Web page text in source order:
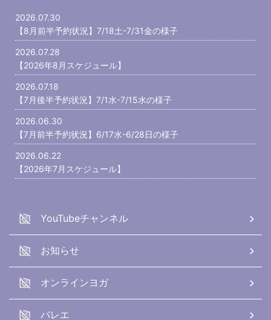
2026.07.30
【8月前半予約状況】7/18土-7/31金の様子
2026.07.28
【2026年8月スケジュール】
2026.07.18
【7月後半予約状況】7/1水-7/15水の様子
2026.06.30
【7月前半予約状況】6/17水-6/28日の様子
2026.06.22
【2026年7月スケジュール】
YouTubeチャンネル
お知らせ
オンラインヨガ
バレエ